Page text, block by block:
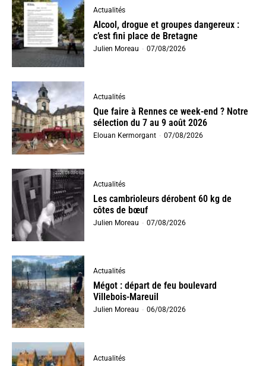
Actualités
Alcool, drogue et groupes dangereux :
c’est fini place de Bretagne
Julien Moreau - 07/08/2026
Actualités
Que faire à Rennes ce week-end ? Notre
sélection du 7 au 9 août 2026
Elouan Kermorgant - 07/08/2026
Actualités
Les cambrioleurs dérobent 60 kg de
côtes de bœuf
Julien Moreau - 07/08/2026
Actualités
Mégot : départ de feu boulevard
Villebois-Mareuil
Julien Moreau - 06/08/2026
Actualités